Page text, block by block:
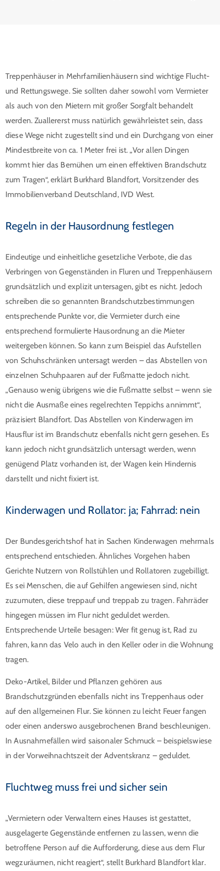
Treppenhäuser in Mehrfamilienhäusern sind wichtige Flucht-
und Rettungswege. Sie sollten daher sowohl vom Vermieter
als auch von den Mietern mit großer Sorgfalt behandelt
werden. Zuallererst muss natürlich gewährleistet sein, dass
diese Wege nicht zugestellt sind und ein Durchgang von einer
Mindestbreite von ca. 1 Meter frei ist. „Vor allen Dingen
kommt hier das Bemühen um einen effektiven Brandschutz
zum Tragen“, erklärt Burkhard Blandfort, Vorsitzender des
Immobilienverband Deutschland, IVD West.
Regeln in der Hausordnung festlegen
Eindeutige und einheitliche gesetzliche Verbote, die das
Verbringen von Gegenständen in Fluren und Treppenhäusern
grundsätzlich und explizit untersagen, gibt es nicht. Jedoch
schreiben die so genannten Brandschutzbestimmungen
entsprechende Punkte vor, die Vermieter durch eine
entsprechend formulierte Hausordnung an die Mieter
weitergeben können. So kann zum Beispiel das Aufstellen
von Schuhschränken untersagt werden – das Abstellen von
einzelnen Schuhpaaren auf der Fußmatte jedoch nicht.
„Genauso wenig übrigens wie die Fußmatte selbst – wenn sie
nicht die Ausmaße eines regelrechten Teppichs annimmt“,
präzisiert Blandfort. Das Abstellen von Kinderwagen im
Hausflur ist im Brandschutz ebenfalls nicht gern gesehen. Es
kann jedoch nicht grundsätzlich untersagt werden, wenn
genügend Platz vorhanden ist, der Wagen kein Hindernis
darstellt und nicht fixiert ist.
Kinderwagen und Rollator: ja; Fahrrad: nein
Der Bundesgerichtshof hat in Sachen Kinderwagen mehrmals
entsprechend entschieden. Ähnliches Vorgehen haben
Gerichte Nutzern von Rollstühlen und Rollatoren zugebilligt.
Es sei Menschen, die auf Gehilfen angewiesen sind, nicht
zuzumuten, diese treppauf und treppab zu tragen. Fahrräder
hingegen müssen im Flur nicht geduldet werden.
Entsprechende Urteile besagen: Wer fit genug ist, Rad zu
fahren, kann das Velo auch in den Keller oder in die Wohnung
tragen.
Deko-Artikel, Bilder und Pflanzen gehören aus
Brandschutzgründen ebenfalls nicht ins Treppenhaus oder
auf den allgemeinen Flur. Sie können zu leicht Feuer fangen
oder einen anderswo ausgebrochenen Brand beschleunigen.
In Ausnahmefällen wird saisonaler Schmuck – beispielswiese
in der Vorweihnachtszeit der Adventskranz – geduldet.
Fluchtweg muss frei und sicher sein
„Vermietern oder Verwaltern eines Hauses ist gestattet,
ausgelagerte Gegenstände entfernen zu lassen, wenn die
betroffene Person auf die Aufforderung, diese aus dem Flur
wegzuräumen, nicht reagiert“, stellt Burkhard Blandfort klar.